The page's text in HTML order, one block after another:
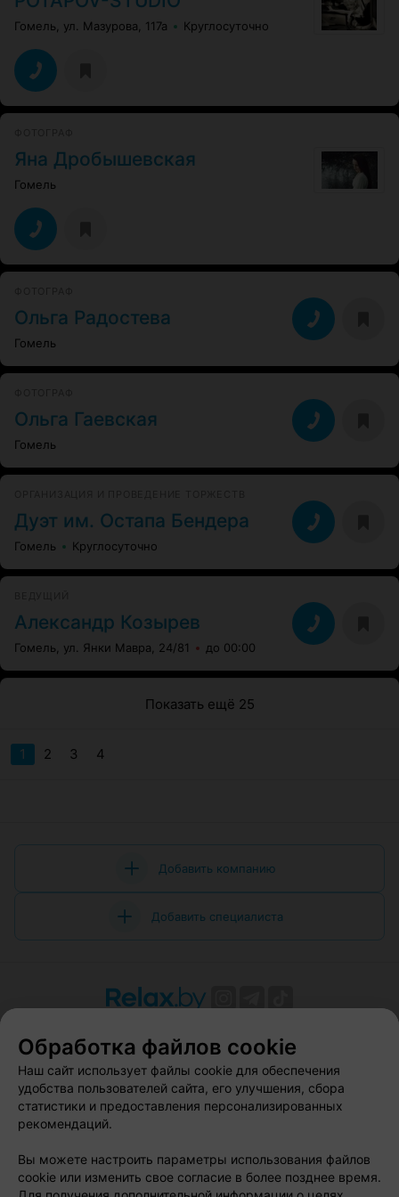
Гомель, ул. Мазурова, 117а Круглосуточно
Яна Дробышевская
Гомель
Ольга Радостева
Гомель
Ольга Гаевская
Гомель
Дуэт им. Остапа Бендера
Гомель Круглосуточно
Александр Козырев
Гомель, ул. Янки Мавра, 24/81 до 00:00
Показать ещё 25
1 2 3 4
Добавить компанию
Добавить специалиста
Вакансии
Публичный договор
Способы оплаты
Публичный договор по использованию сервиса
«Афиша»
Пользовательское соглашение
Связаться по вопросам сотрудничества
Написать руководителю relax.by
Обработка файлов cookie
Наш сайт использует файлы cookie для обеспечения
удобства пользователей сайта, его улучшения, сбора
статистики и предоставления персонализированных
рекомендаций.
Вы можете настроить параметры использования файлов
cookie или изменить свое согласие в более позднее время.